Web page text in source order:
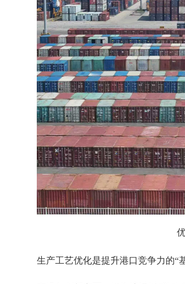
生产工艺优化是提升港口竞争力的“